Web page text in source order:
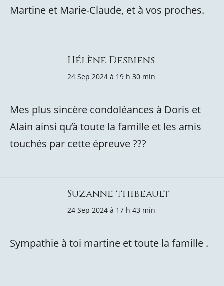
Martine et Marie-Claude, et à vos proches.
Hélène Desbiens
24 Sep 2024 à 19 h 30 min
Mes plus sincère condoléances à Doris et
Alain ainsi qu’à toute la famille et les amis
touchés par cette épreuve ???
Suzanne thibeault
24 Sep 2024 à 17 h 43 min
Sympathie à toi martine et toute la famille .